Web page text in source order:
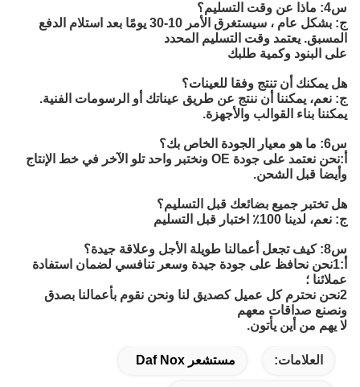
س4: ماذا عن وقت التسليم؟
ج: بشكل عام ، سيستغرق الأمر 10-30 يومًا بعد استلام الدفع
المسبق. يعتمد وقت التسليم المحدد
على البنود وكمية طلبك
هل يمكنك أن تنتج وفقا للعينات؟
ج: نعم، يمكننا أن ننتج عن طريق عيناتك أو الرسومات الفنية.
يمكننا بناء القوالب والأجهزة.
س6: ما هو معيار الجودة الخاص بك؟
أ:
وأيضا قبل الشحن.
هل تختبر جميع بضائعك قبل التسليم؟
ج: نعم، لدينا 100٪ اختبار قبل التسليم
س8: كيف تجعل أعمالنا طويلة الأجل وعلاقة جيدة؟
أ:1نحن نحافظ على جودة جيدة وسعر تنافسي لضمان استفادة
عملائنا ؛
2نحن نحترم كل عميل كصديق لنا ونحن نقوم بأعمالنا بصدق
ونصنع صداقات معهم
لا يهم من أين يأتون.
العلامات: مستشعر Daf Nox